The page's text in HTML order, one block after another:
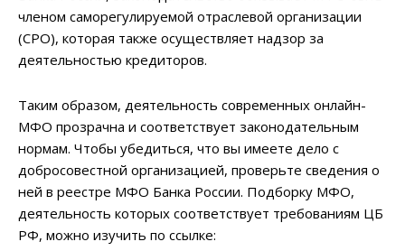
членом саморегулируемой отраслевой организации
(СРО), которая также осуществляет надзор за
деятельностью кредиторов.
Таким образом, деятельность современных онлайн-
МФО прозрачна и соответствует законодательным
нормам. Чтобы убедиться, что вы имеете дело с
добросовестной организацией, проверьте сведения о
ней в реестре МФО Банка России. Подборку МФО,
деятельность которых соответствует требованиям ЦБ
РФ, можно изучить по ссылке: